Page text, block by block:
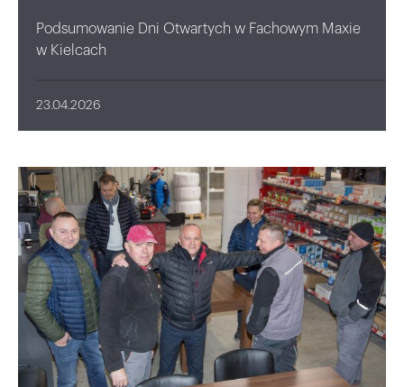
Podsumowanie Dni Otwartych w Fachowym Maxie
w Kielcach
23.04.2026